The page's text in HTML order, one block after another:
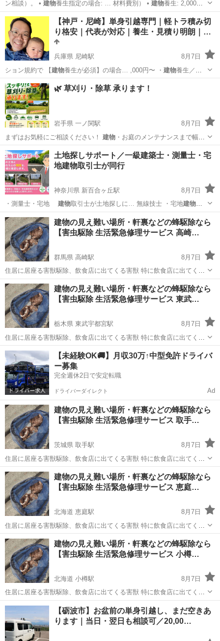
ン相談）。 • 建物養生指定の場合: … 材料費別） • 建物養生: 2,000…
まで）・郵便番号・建物タイプ（戸建/集合…
大阪 大阪市 鴫野駅 引っ越し お客様
【神戸・尼崎】単身引越専門｜軽トラ積み切
り格安｜代表が対応｜養生・見積り明朗｜…
兵庫県 尼崎駅
8月7日
ション規約で 【建物養生が必須】の場合… ,000円〜 ・ 建物養生／
2,000円… ・郵便番号 ・建物種別 ・階数 …
兵庫 尼崎市 尼崎駅 引っ越し 格安
🌿 草刈り・除草 承ります！
岩手県 一ノ関駅
8月7日
まずはお気軽にご相談ください！ 建物・お庭のメンテナンスまで幅広
く対応して…
岩手 一関市 一ノ関駅 草刈り
土地探しサポート／一級建築士・測量士・宅
地建物取引士が同行
神奈川県 新百合ヶ丘駅
8月7日
・測量士・宅地 建物 取引士が土地探しに… 無線技士 ・宅地建物取
引士 ■場所… #測量士 #宅地建物取引士
神奈川 川崎市 新百合ヶ丘駅 その他
建物の見え難い場所・軒裏などの蜂駆除なら
【害虫駆除 生活緊急修理サービス 高崎…
群馬県 高崎駅
8月7日
住居に居座る害獣駆除、飲食店に出てくる害獣 特に飲食店に出てくる
ネズミ、ゴキブリなどの害獣害虫は 店舗経営に大きく関わるかと思い
ます。 【害虫駆除 生活緊急修理サービス 高崎 営業所】にお任せ下さ
い。 修理出張エ...
群馬 高崎市 高崎駅 蜂の巣駆除 害虫駆除
建物の見え難い場所・軒裏などの蜂駆除なら
【害虫駆除 生活緊急修理サービス 東武…
栃木県 東武宇都宮駅
8月7日
住居に居座る害獣駆除、飲食店に出てくる害獣 特に飲食店に出てくる
ネズミ、ゴキブリなどの害獣害虫は 店舗経営に大きく関わるかと思い
ます。 【害虫駆除 生活緊急修理サービス 東武宇都宮 営業所】にお任
せ下さい。 修理...
栃木 宇都宮市 東武宇都宮駅 蜂の巣駆除 害虫駆除
【未経験OK🚚】月収30万↑中型免許ドライバ
ー募集
完全週休2日で安定転職
ドライバーダイレクト Ad
建物の見え難い場所・軒裏などの蜂駆除なら
【害虫駆除 生活緊急修理サービス 取手…
茨城県 取手駅
8月7日
住居に居座る害獣駆除、飲食店に出てくる害獣 特に飲食店に出てくる
ネズミ、ゴキブリなどの害獣害虫は 店舗経営に大きく関わるかと思い
ます。 【害虫駆除 生活緊急修理サービス 取手 営業所】にお任せ下さ
い。 修理出張エ...
茨城 取手市 取手駅 蜂の巣駆除
建物の見え難い場所・軒裏などの蜂駆除なら
【害虫駆除 生活緊急修理サービス 恵庭…
北海道 恵庭駅
8月7日
住居に居座る害獣駆除、飲食店に出てくる害獣 特に飲食店に出てくる
ネズミ、ゴキブリなどの害獣害虫は 店舗経営に大きく関わるかと思い
ます。 【害虫駆除 生活緊急修理サービス 恵庭 営業所】にお任せ下さ
い。 修理出張エ...
北海道 恵庭市 恵庭駅 蜂の巣駆除 害虫駆除
建物の見え難い場所・軒裏などの蜂駆除なら
【害虫駆除 生活緊急修理サービス 小樽…
北海道 小樽駅
8月7日
住居に居座る害獣駆除、飲食店に出てくる害獣 特に飲食店に出てくる
ネズミ、ゴキブリなどの害獣害虫は 店舗経営に大きく関わるかと思い
ます。 【害虫駆除 生活緊急修理サービス 小樽 営業所】にお任せ下さ
い。 修理出張エ...
北海道 小樽市 小樽駅 蜂の巣駆除
【砺波市】お盆前の単身引越し、まだ空きあ
ります｜当日・翌日も相談可／20,00…